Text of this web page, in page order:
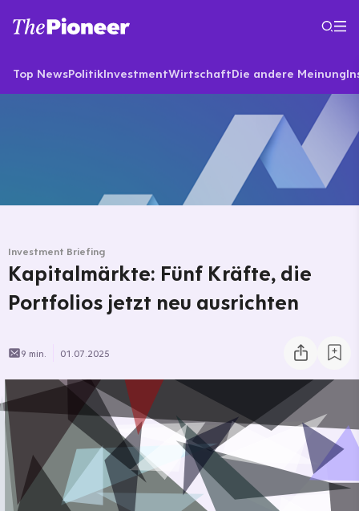
Top NewsPolitikInvestmentWirtschaftDie andere Meinung
Investment Briefing
Kapitalmärkte: Fünf Kräfte, die
Portfolios jetzt neu ausrichten
9 min. 01.07.2025